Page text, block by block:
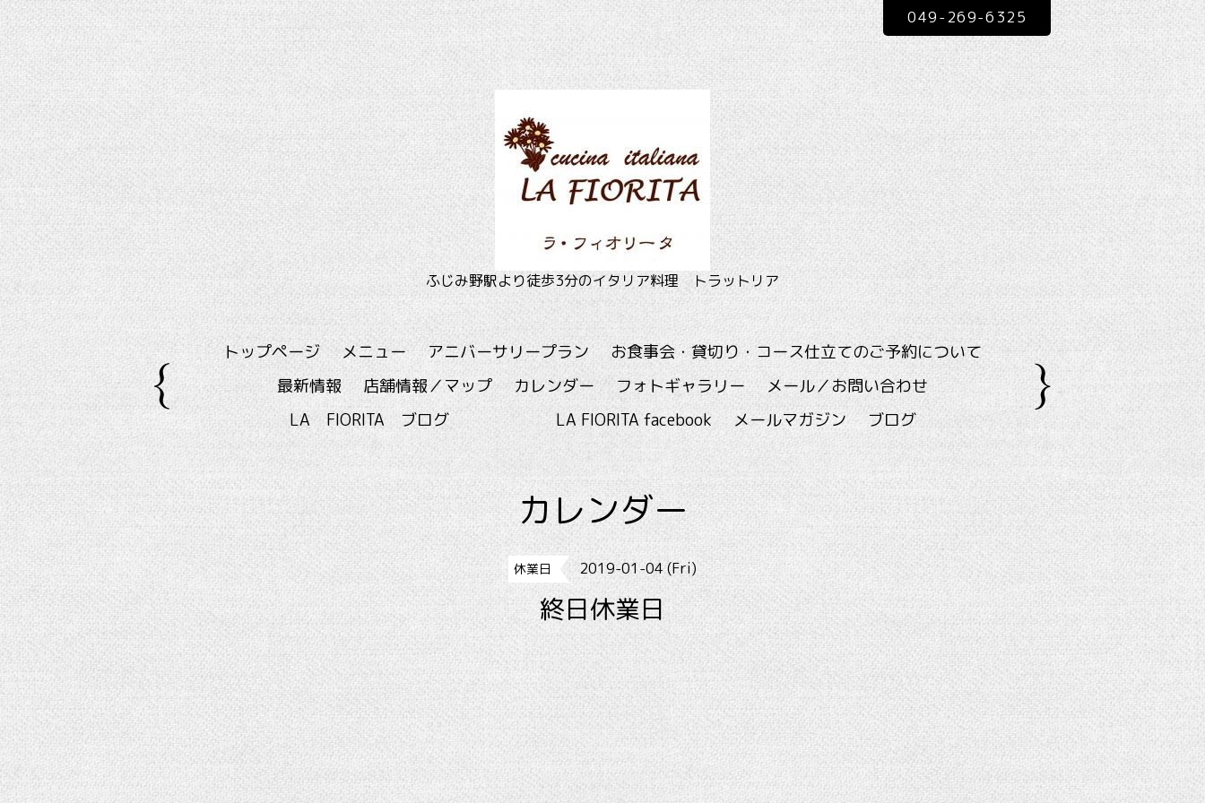
ふじみ野駅より徒歩3分のイタリア料理 トラットリア
049-269-6325
トップページ メニュー アニバーサリープラン
お食事会・貸切り・コース仕立てのご予約について
最新情報
店舗情報／マップ カレンダー フォトギャラリー
メール／お問い合わせ
LA FIORITA ブログ
LA FIORITA facebook メールマガジン ブログ
カレンダー
休業日 2019-01-04 (Fri)
終日休業日